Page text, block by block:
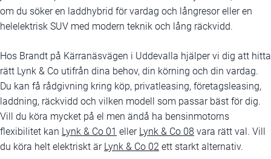
om du söker en laddhybrid för vardag och långresor eller en
helelektrisk SUV med modern teknik och lång räckvidd.
Hos Brandt på Kärranäsvägen i Uddevalla hjälper vi dig att hitta
rätt Lynk & Co utifrån dina behov, din körning och din vardag.
Du kan få rådgivning kring köp, privatleasing, företagsleasing,
laddning, räckvidd och vilken modell som passar bäst för dig.
Vill du köra mycket på el men ändå ha bensinmotorns
flexibilitet kan Lynk & Co 01 eller Lynk & Co 08 vara rätt val. Vill
du köra helt elektriskt är Lynk & Co 02 ett starkt alternativ.